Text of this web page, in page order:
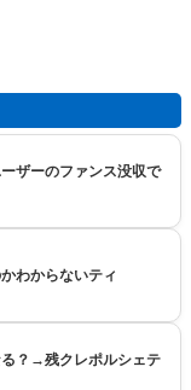
ザーのファンス没収で
わからないティ
？→残クレポルシェテ